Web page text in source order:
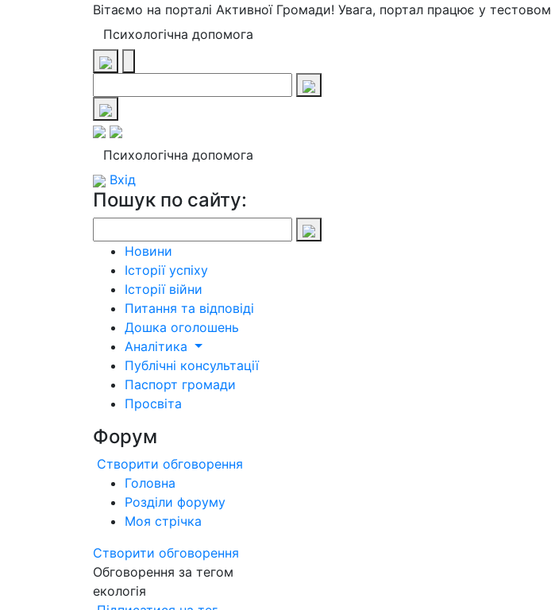
Вітаємо на порталі Активної Громади! Увага, портал працює у
Психологічна допомога
Психологічна допомога
Вхід
Пошук по сайту:
Новини
Історії успіху
Історії війни
Питання та відповіді
Дошка оголошень
Аналітика
Публічні консультації
Паспорт громади
Просвіта
Форум
Створити обговорення
Головна
Розділи форуму
Моя стрічка
Створити обговорення
Обговорення за тегом
екологія